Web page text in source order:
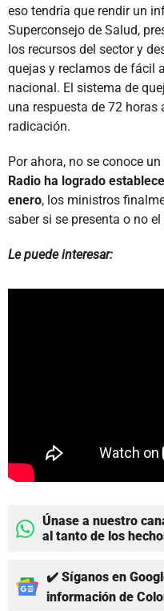
eso tendría que rendir un
Superconsejo de Salud,
los recursos del sector y
quejas y reclamos de fácil
nacional. El sistema de
una respuesta de 72
radicación.
Por ahora, no se conoce
Radio ha logrado
enero, los ministros
saber si se presenta o no
Le puede interesar:
Únase a nuestro
al tanto de los
✔️ Síganos en
información de